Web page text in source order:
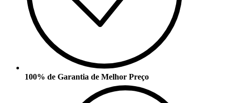
100% de Garantia de Melhor Preço